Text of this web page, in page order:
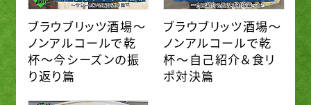
ブラウブリッツ酒場～
ノンアルコールで乾
杯～今シーズンの振
り返り篇
ブラウブリッツ酒場～
ノンアルコールで乾
杯～自己紹介＆食リ
ポ対決篇